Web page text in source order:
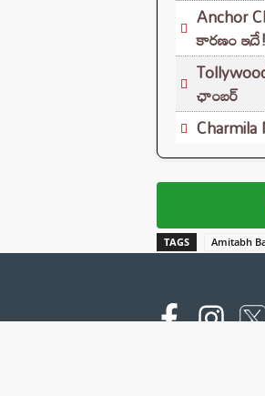
Anchor
కారణం ఇదే!
ఛాంబర్‌
TAGS Amitabh